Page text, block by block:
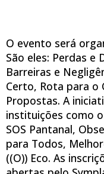
O evento será
São eles: Perdas e
Barreiras e
Certo, Rota para o
Propostas. A
instituições como o
SOS Pantanal,
para Todos,
((O)) Eco. As